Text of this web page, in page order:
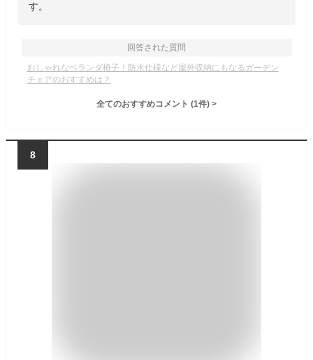
す。
回答された質問
おしゃれなベランダ椅子！防水仕様など屋外収納にもなるガーデン
チェアのおすすめは？
全てのおすすめコメント (1件) >
8